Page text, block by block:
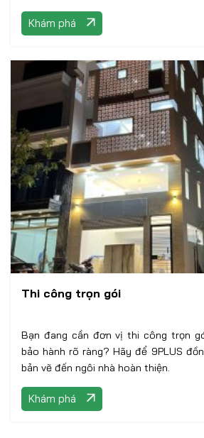
Khám phá
Thi công trọn gói
Bạn đang cần đơn vị thi công trọn
bảo hành rõ ràng? Hãy để 9PLUS
bản vẽ đến ngôi nhà hoàn thiện.
Khám phá